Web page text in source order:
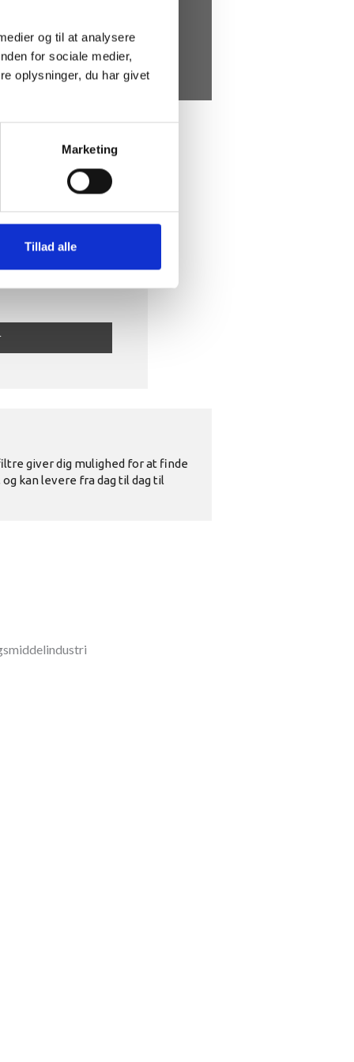
og til at analysere
for sociale medier,
oplysninger, du har givet
Marketing
Tillad alle